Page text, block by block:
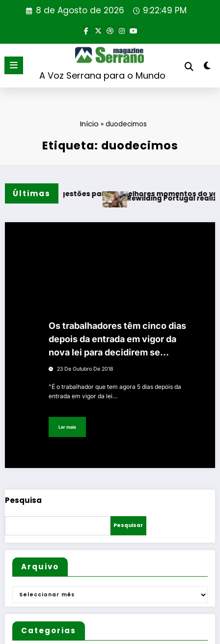
8 de Agosto de 2026 9:22:50 PM
A Voz Serrana para o Mundo
Início » duodecimos
Etiqueta: duodecimos
Últimas
três sugestões para os melhores momentos do verão
Rewilding Portugal realiza
Os trabalhadores têm cinco dias
depois da entrada em vigor da
nova lei para decidirem se
pretendem receber metade dos
em duodécimos.
23 De Outubro De 2018
"É o trabalhador que tem agora 5 dias depois da
entrada em vigor da lei…
Ler mais
Pesquisa
Pesquisar
Arquivo
Arquivo
Categorias